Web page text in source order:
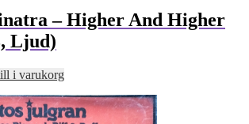
– Higher And Higher
Ljud)
i varukorg